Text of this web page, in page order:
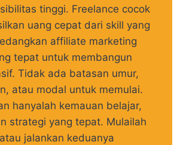
tinggi. Freelance cocok
uang cepat dari skill yang
affiliate marketing
tepat untuk membangun
Tidak ada batasan umur,
atau modal untuk memulai.
hanyalah kemauan belajar,
strategi yang tepat. Mulailah
jalankan keduanya